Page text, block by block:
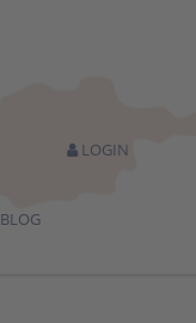
LOGIN
BLOG